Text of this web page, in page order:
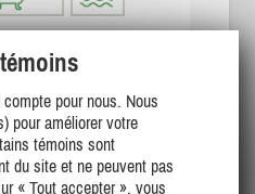
DÉTAILS
pour nous. Nous
pour améliorer votre
témoins sont
du site et ne peuvent pas
« Tout accepter », vous